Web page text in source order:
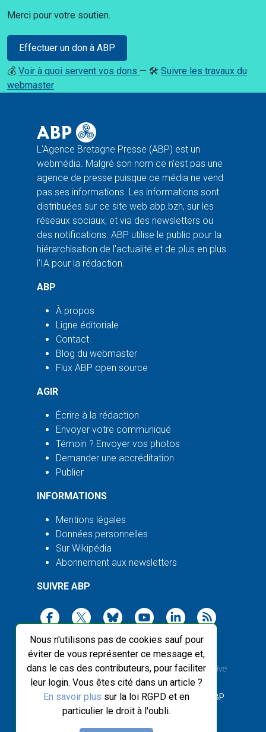
Nous n'utilisons pas de cookies sauf pour
éviter de vous représenter ce message et,
dans le cas des contributeurs, pour faciliter
leur login. Vous êtes cité dans un article ?
En savoir plus sur la loi RGPD et en
particulier le droit à l'oubli.
Merci pour votre soutien.
Effectuer un don à ABP
💰 Voir à quoi servent vos dons — 🛠️ Suivre les travaux du
webmaster
L'Agence Bretagne Presse (ABP) est un
webmédia. Malgré son nom ce n'est pas une
agence de presse puisque ce média ne vend
pas ses informations. Les informations sont
distribuées sur ce site web abp.bzh, sur les
réseaux sociaux, et via des newsletters ou
des notifications. ABP utilise le public pour la
hiérarchisation de l'actualité et de plus en plus
l'IA pour la rédaction.
ABP
À propos
Ligne éditoriale
Contact
Blog du webmaster
Flux ABP open source
AGIR
Écrire à la rédaction
Envoyer votre communiqué
Témoin ? Envoyer vos photos
Demander une accréditation
Publier
INFORMATIONS
Mentions légales
Données personnelles
Sur Wikipédia
Abonnement aux newsletters
SUIVRE ABP
2003-2026 ©Agence Bretagne Presse, sauf Creative
Commons
Front-end design :Breizhek Studio , Back-end : ABP